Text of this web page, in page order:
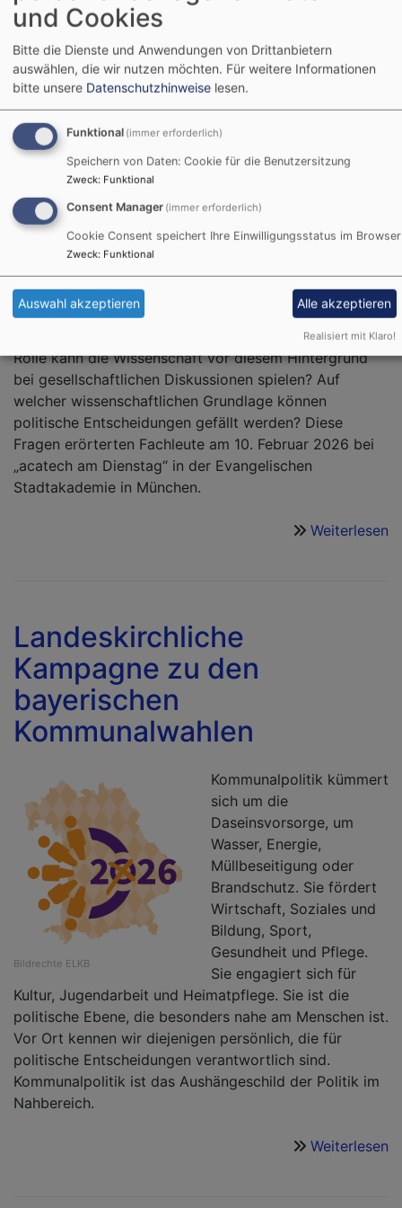
Hat die Wissenschaft
immer recht? – Auf der
Suche nach Orientierung in
komplexen Zeiten
acatech
Ob Energieversorgung,
Künstliche Intelligenz –
Wissenschaft liefert
Orientierung. Allerdings
nur selten in Form eindeutiger Fakten und
unumstößlicher Wahrheiten, sondern meistens
verbunden mit Unsicherheiten und Ambivalenz. Welche
Rolle kann die Wissenschaft vor diesem Hintergrund
bei gesellschaftlichen Diskussionen spielen? Auf
welcher wissenschaftlichen Grundlage können
politische Entscheidungen gefällt werden? Diese
Fragen erörterten Fachleute am 10. Februar 2026 bei
„acatech am Dienstag“ in der Evangelischen
Stadtakademie in München.
Weiterlesen
Landeskirchliche
Kampagne zu den
bayerischen
Kommunalwahlen
Bildrechte ELKB
Kommunalpolitik kümmert
sich um die
Daseinsvorsorge, um
Wasser, Energie,
Müllbeseitigung oder
Brandschutz. Sie fördert
Wirtschaft, Soziales und
Bildung, Sport,
Gesundheit und Pflege.
Sie engagiert sich für
Kultur, Jugendarbeit und Heimatpflege. Sie ist die
politische Ebene, die besonders nahe am Menschen ist.
Vor Ort kennen wir diejenigen persönlich, die für
politische Entscheidungen verantwortlich sind.
Kommunalpolitik ist das Aushängeschild der Politik im
Nahbereich.
Weiterlesen
und Cookies
Bitte die Dienste und Anwendungen von Drittanbietern
auswählen, die wir nutzen möchten. Für weitere Informationen
bitte unsere Datenschutzhinweise lesen.
Funktional (immer erforderlich)
Speichern von Daten: Cookie für die Benutzersitzung
Zweck: Funktional
Consent Manager (immer erforderlich)
Cookie Consent speichert Ihre Einwilligungsstatus im Browser
Zweck: Funktional
Auswahl akzeptieren Alle akzeptieren
Realisiert mit Klaro!